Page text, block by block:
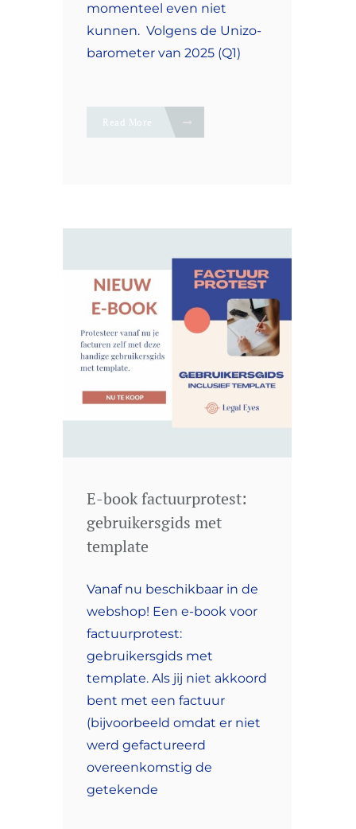
momenteel even niet
kunnen. Volgens de Unizo-
barometer van 2025 (Q1)
Read More
E-book factuurprotest:
gebruikersgids met
template
Vanaf nu beschikbaar in de
webshop! Een e-book voor
factuurprotest:
gebruikersgids met
template. Als jij niet akkoord
bent met een factuur
(bijvoorbeeld omdat er niet
werd gefactureerd
overeenkomstig de
getekende